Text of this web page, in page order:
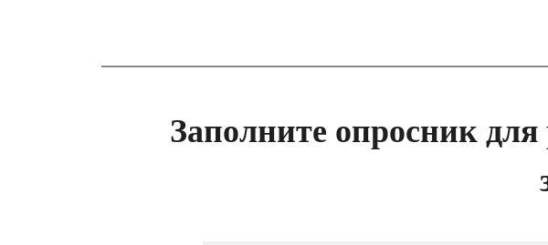
Заполните опросник для